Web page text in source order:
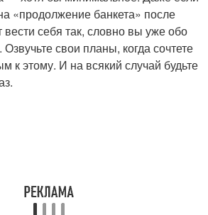
«продолжение банкета» после
вести себя так, словно вы уже обо
свои планы, когда сочтете
к этому. И на всякий случай будьте